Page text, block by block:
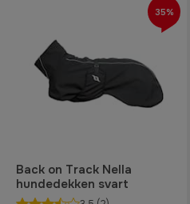
Back on Track Nella
hundedekken svart
35%